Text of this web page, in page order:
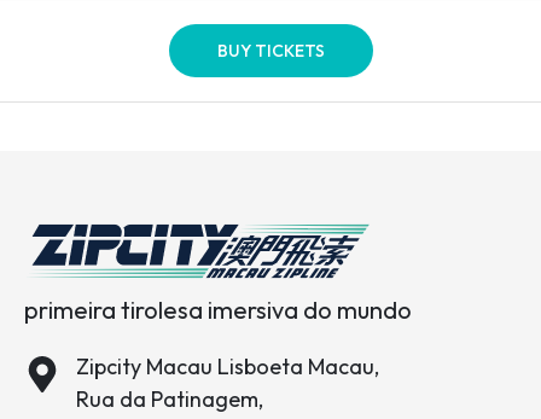
BUY TICKETS
primeira tirolesa imersiva do mundo
Zipcity Macau Lisboeta Macau,
Rua da Patinagem,